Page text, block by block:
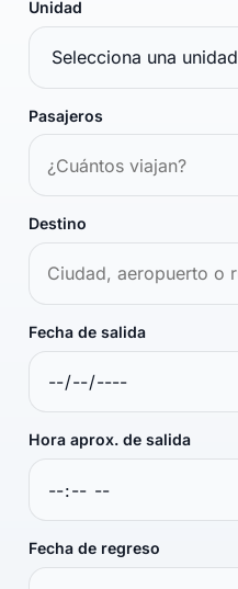
Unidad
Pasajeros
Destino
Fecha de salida
Hora aprox. de salida
Fecha de regreso